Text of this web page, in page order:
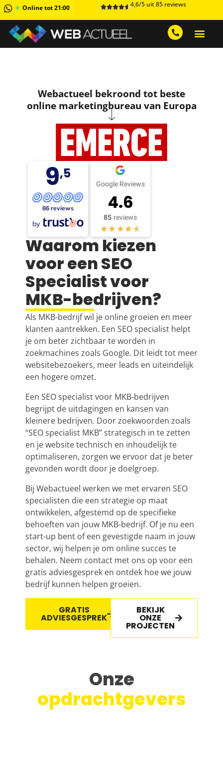
Online tot 21:00 4,6/5 uit 85 reviews
Waarom kiezen
voor een SEO
Specialist voor
MKB-bedrijven?
Als MKB-bedrijf wil je online groeien en meer
klanten aantrekken. Een SEO specialist helpt
je om beter zichtbaar te worden in
zoekmachines zoals Google. Dit leidt tot meer
websitebezoekers, meer leads en uiteindelijk
een hogere omzet.
Een SEO specialistvoor MKB-bedrijven
begrijpt de uitdagingen en kansen van
kleinere bedrijven. Door zoekwoorden zoals
“SEO specialist MKB” strategisch in te zetten
en je website technisch en inhoudelijk te
optimaliseren, zorgen we ervoor dat je beter
gevonden wordt door je doelgroep.
Bij Webactueel werken we met ervaren SEO
specialisten die een strategie op maat
ontwikkelen, afgestemd op de specifieke
behoeften van jouw MKB-bedrijf. Of je nu een
start-up bent of een gevestigde naam in jouw
sector, wij helpen je om online succes te
behalen. Neem contact met ons op voor een
gratis adviesgesprek en ontdek hoe we jouw
bedrijf kunnen helpen groeien.
GRATIS
ADVIESGESPREK
BEKIJK
ONZE
PROJECTEN
Webactueel bekroond tot beste
online marketingbureau van Europa
9,5
86 reviews
by
Google Reviews
4.6
85 reviews
Onze
opdrachtgevers